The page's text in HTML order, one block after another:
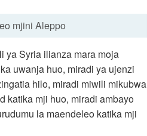
mjini Aleppo
ya Syria ilianza mara moja
uwanja huo, miradi ya ujenzi
hilo, miradi miwili mikubwa
katika mji huo, miradi ambayo
la maendeleo katika mji